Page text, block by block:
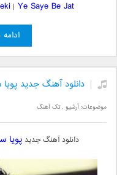
| Ye Saye Be Jat
دانلود آهنگ جدید پویا
موضوعات:آرشیو ,تک آهنگ
دانلود آهنگ جدید پویا